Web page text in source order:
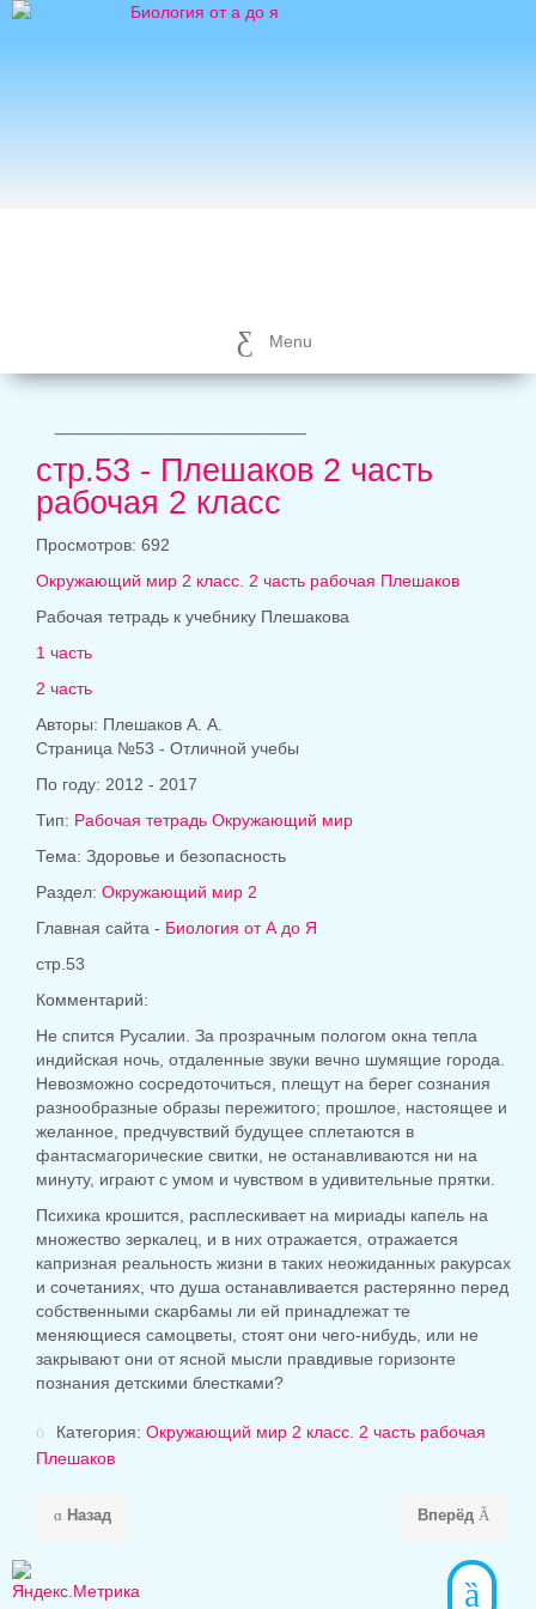
Menu
стр.53 - Плешаков 2 часть
рабочая 2 класс
Просмотров: 692
Окружающий мир 2 класс. 2 часть рабочая Плешаков
Рабочая тетрадь к учебнику Плешакова
1 часть
2 часть
Авторы: Плешаков А. А.
Страница №53 - Отличной учебы
По году: 2012 - 2017
Тип: Рабочая тетрадь Окружающий мир
Тема: Здоровье и безопасность
Раздел: Окружающий мир 2
Главная сайта - Биология от А до Я
стр.53
Комментарий:
Не спится Русалии. За прозрачным пологом окна тепла
индийская ночь, отдаленные звуки вечно шумящие города.
Невозможно сосредоточиться, плещут на берег сознания
разнообразные образы пережитого; прошлое, настоящее и
желанное, предчувствий будущее сплетаются в
фантасмагорические свитки, не останавливаются ни на
минуту, играют с умом и чувством в удивительные прятки.
Психика крошится, расплескивает на мириады капель на
множество зеркалец, и в них отражается, отражается
капризная реальность жизни в таких неожиданных ракурсах
и сочетаниях, что душа останавливается растерянно перед
собственными скар6амы ли ей принадлежат те
меняющиеся самоцветы, стоят они чего-нибудь, или не
закрывают они от ясной мысли правдивые горизонте
познания детскими блестками?
Категория: Окружающий мир 2 класс. 2 часть рабочая
Плешаков
Назад Вперёд